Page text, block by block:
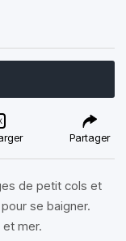
Partager
de petit cols et
se baigner.
mer.